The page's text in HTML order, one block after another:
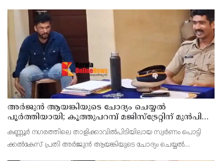
ഭീഷണിപ്പെടുത്തിയെന്നാരോപിച്ച് ‌
അര്‍ജുന്‍ ആയങ്കിയുടെ ചോദ്യം ചെയ്യല്‍
പൂര്‍ത്തിയായി; കൂത്തുപറമ്പ് മജിസ്ട്രേറ്റിന് മുൻപില്‍
ഹാജരാക്കും
കണ്ണൂർ നഗരത്തിലെ താളിക്കാവിൽപിടിയിലായ സ്വർണം പൊട്ടി
ക്കൽകേസ് പ്രതി അര്‍ജുന്‍ ആയങ്കിയുടെ ചോദ്യം ചെയ്യല്‍